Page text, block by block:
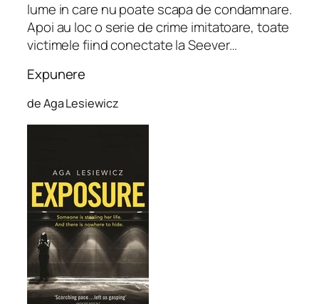
lume in care nu poate scapa de condamnare.
Apoi au loc o serie de crime imitatoare, toate
victimele fiind conectate la Seever…
Expunere
de Aga Lesiewicz